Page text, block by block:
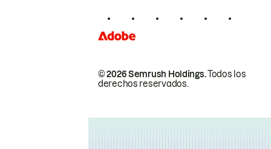
© 2026 Semrush Holdings.Todos los
derechos reservados.